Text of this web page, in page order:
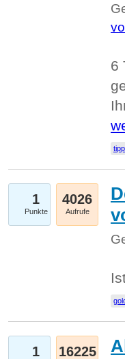
6
1
Punkte
4026
Aufrufe
1 16225